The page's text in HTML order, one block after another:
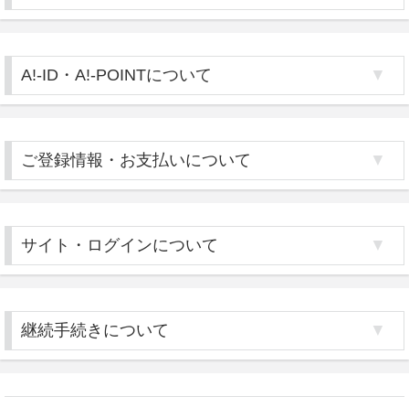
A!-ID・A!-POINTについて
ご登録情報・お支払いについて
サイト・ログインについて
継続手続きについて